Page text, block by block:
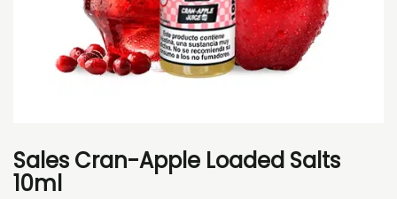
Sales Cran-Apple Loaded Salts
10ml